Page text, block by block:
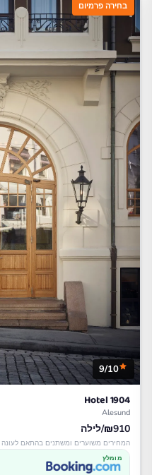
בחירה פרמיום
9/10
Hotel 1904
Alesund
₪910/לילה
המחירים משוערים ומשתנים בהתאם לעונה
מומלץ